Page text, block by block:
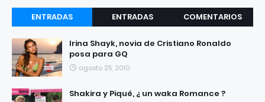
ENTRADAS
RECIENTES
ENTRADAS
COMENTARIOS
Irina Shayk, novia de Cristiano Ronaldo
posa para GQ
agosto 25, 2010
Shakira y Piqué, ¿ un waka Romance ?